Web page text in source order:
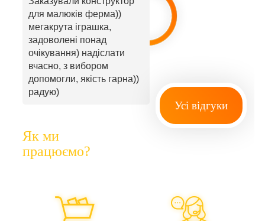
для малюків ферма))
мегакрута іграшка,
задоволені понад
очікування) надіслати
вчасно, з вибором
допомогли, якість гарна))
радую)
Усі відгуки
Як ми
працюємо?